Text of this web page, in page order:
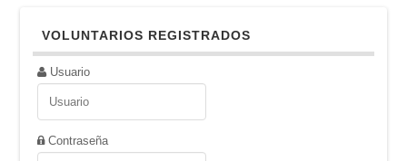
VOLUNTARIOS REGISTRADOS
Usuario
Contraseña